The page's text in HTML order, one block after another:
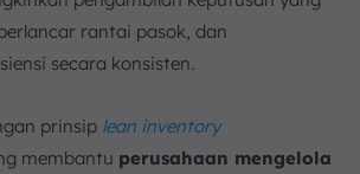
rantai pasok, dan
secara konsisten.
prinsip lean inventory
membantu perusahaan mengelola